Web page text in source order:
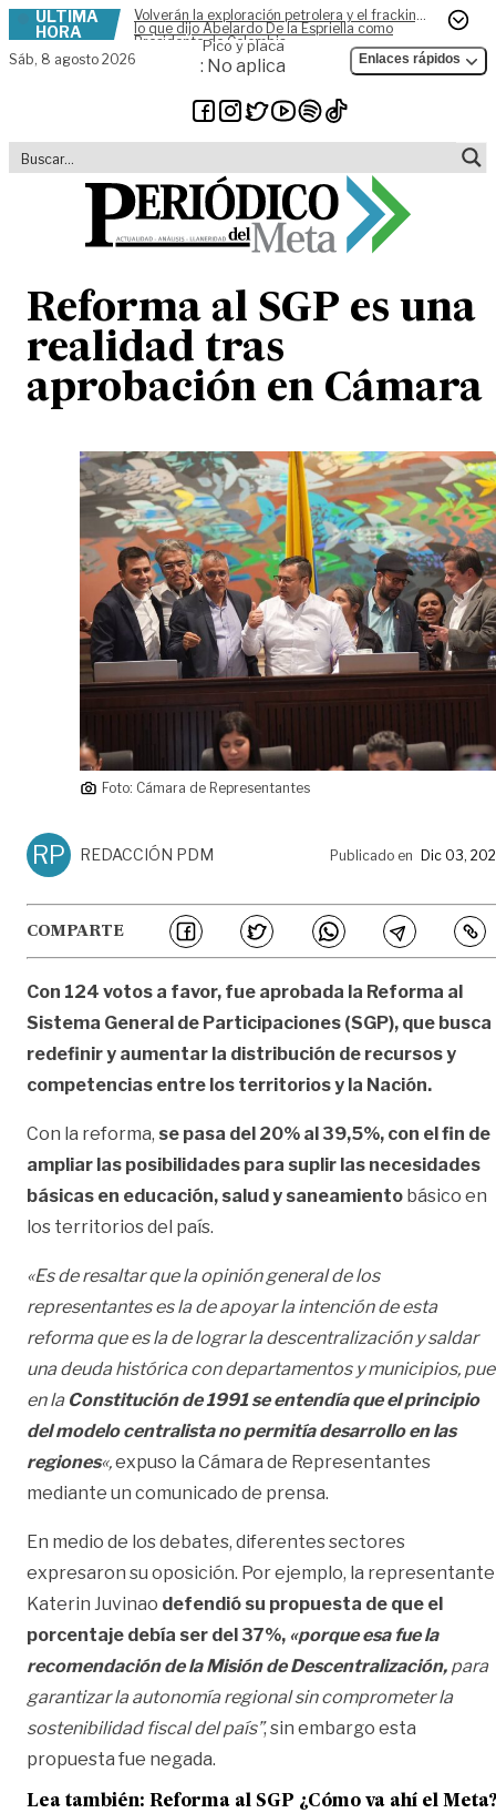
Skip to content
ÚLTIMA
HORA
Volverán la exploración petrolera y el fracking,
lo que dijo Abelardo De la Espriella como
Presidente de Colombia
Sáb, 8 agosto 2026
Pico y placa
: No aplica Enlaces rápidos
Reforma al SGP es una
realidad tras
aprobación en Cámara
Foto: Cámara de Representantes
RP REDACCIÓN PDM Publicado en Dic 03,
COMPARTE
Con 124 votos a favor, fue aprobada la Reforma al
Sistema General de Participaciones (SGP), que busca
redefinir y aumentar la distribución de recursos y
competencias entre los territorios y la Nación.
Con la reforma, se pasa del 20% al 39,5%, con el fin de
ampliar las posibilidades para suplir las necesidades
básicas en educación, salud y saneamiento básico en
los territorios del país.
«Es de resaltar que la opinión general de los
representantes es la de apoyar la intención de esta
reforma que es la de lograr la descentralización y saldar
una deuda histórica con departamentos y municipios,
en la Constitución de 1991 se entendía que el principio
del modelo centralista no permitía desarrollo en las
regiones«,expuso la Cámara de Representantes
mediante un comunicado de prensa.
En medio de los debates, diferentes sectores
expresaron su oposición. Por ejemplo, la representante
Katerin Juvinao defendió su propuesta de que el
porcentaje debía ser del 37%, «porque esa fue la
recomendación de la Misión de Descentralización, para
garantizar la autonomía regional sin comprometer la
sostenibilidad fiscal del país”, sin embargo esta
propuesta fue negada.
Lea también: Reforma al SGP ¿Cómo va ahí el